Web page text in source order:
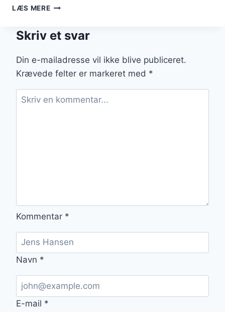
LÆS MEREPORRETÆRTE
OG
Skriv et svar
Din e-mailadresse vil ikke blive publiceret.
Krævede felter er markeret med *
Kommentar *
Navn *
E-mail *